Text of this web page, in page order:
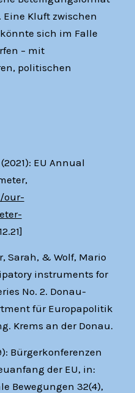
Eine Kluft zwischen
sich im Falle
– mit
politischen
EU Annual
our-
Sarah, & Wolf, Mario
instruments for
No. 2. Donau-
für Europapolitik
Krems an der Donau.
Bürgerkonferenzen
der EU, in:
Bewegungen 32(4),